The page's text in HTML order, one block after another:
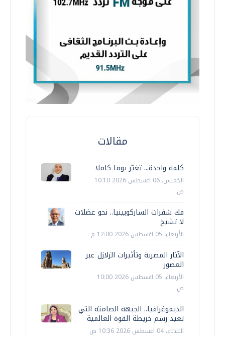
مقالات
كلمة واحدة... تغيّر يوما كاملا
الخميس، 06 اغسطس 2026 10:10
ص
فك شفرات الساركوبينيا.. نحو عضلات
لا تشيخ
الأربعاء، 05 اغسطس 2026 12:00 م
الآثار المصرية وتأثيرات الزلازل عبر
العصور
الأربعاء، 05 اغسطس 2026 10:00
ص
الديموغرافيا.. الجبهة الصامتة التي
تعيد رسم خريطة القوة العالمية
الثلاثاء، 04 اغسطس 2026 10:36 ص